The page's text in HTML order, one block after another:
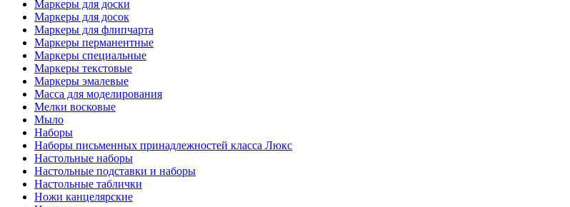
Маркеры для доски
Маркеры для досок
Маркеры для флипчарта
Маркеры перманентные
Маркеры специальные
Маркеры текстовые
Маркеры эмалевые
Масса для моделирования
Мелки восковые
Мыло
Наборы
Наборы письменных принадлежностей класса Люкс
Настольные наборы
Настольные подставки и наборы
Настольные таблички
Ножи канцелярские